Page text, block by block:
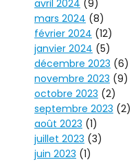
avril 2024 (9)
mars 2024 (8)
février 2024 (12)
janvier 2024 (5)
décembre 2023 (6)
novembre 2023 (9)
octobre 2023 (2)
septembre 2023 (2)
août 2023 (1)
juillet 2023 (3)
juin 2023 (1)